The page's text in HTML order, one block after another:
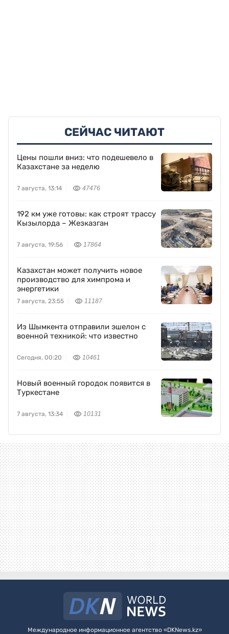
СЕЙЧАС ЧИТАЮТ
Цены пошли вниз: что подешевело в
Казахстане за неделю
7 августа, 13:14 47476
192 км уже готовы: как строят трассу
Кызылорда – Жезказган
7 августа, 19:56 17864
Казахстан может получить новое
производство для химпрома и
энергетики
7 августа, 23:55 11187
Из Шымкента отправили эшелон с
военной техникой: что известно
Сегодня, 00:20 10461
Новый военный городок появится в
Туркестане
7 августа, 13:34 10131
Международное информационное агентство «DKNews.kz»